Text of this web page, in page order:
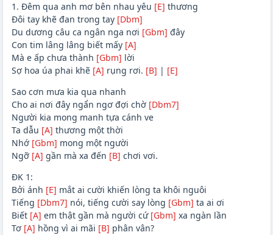
1. Đêm qua anh mơ bên nhau yêu [E] thương
Đôi tay khẽ đan trong tay [Dbm]
Du dương câu ca ngân nga nơi [Gbm] đây
Con tim lâng lâng biết mấy [A]
Mà e ấp chưa thành [Gbm] lời
Sợ hoa úa phai khẽ [A] rụng rơi. [B] | [E]
Sao cơn mưa kia qua nhanh
Cho ai nơi đây ngẩn ngơ đợi chờ [Dbm7]
Người kia mong manh tựa cánh ve
Ta dẫu [A] thương một thời
Nhớ [Gbm] mong một người
Ngỡ [A] gần mà xa đến [B] chơi vơi.
ĐK 1:
Bởi ánh [E] mắt ai cười khiến lòng ta khôi nguôi
Tiếng [Dbm7] nói, tiếng cười say lòng [Gbm] ta ai ơi
Biết [A] em thật gần mà người cứ [Gbm] xa ngàn lần
Tơ [A] hồng vì ai mãi [B] phân vân?